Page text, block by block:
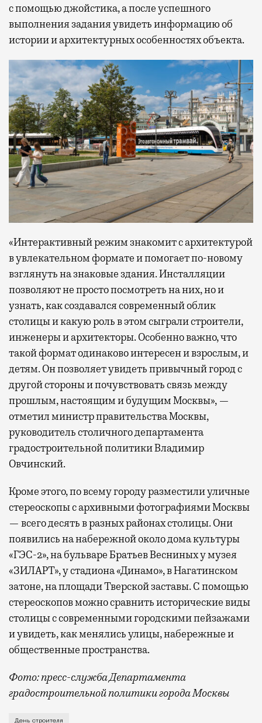
с помощью джойстика, а после успешного
выполнения задания увидеть информацию об
истории и архитектурных особенностях объекта.
«Интерактивный режим знакомит с архитектурой
в увлекательном формате и помогает по-новому
взглянуть на знаковые здания. Инсталляции
позволяют не просто посмотреть на них, но и
узнать, как создавался современный облик
столицы и какую роль в этом сыграли строители,
инженеры и архитекторы. Особенно важно, что
такой формат одинаково интересен и взрослым, и
детям. Он позволяет увидеть привычный город с
другой стороны и почувствовать связь между
прошлым, настоящим и будущим Москвы», —
отметил министр правительства Москвы,
руководитель столичного департамента
градостроительной политики Владимир
Овчинский.
Кроме этого, по всему городу разместили уличные
стереоскопы с архивными фотографиями Москвы
— всего десять в разных районах столицы. Они
появились на набережной около дома культуры
«ГЭС-2», на бульваре Братьев Весниных у музея
«ЗИЛАРТ», у стадиона «Динамо», в Нагатинском
затоне, на площади Тверской заставы. С помощью
стереоскопов можно сравнить исторические виды
столицы с современными городскими пейзажами
и увидеть, как менялись улицы, набережные и
общественные пространства.
Фото: пресс-служба Департамента
градостроительной политики города Москвы
В этом году профессиональный праздник День
День строителя